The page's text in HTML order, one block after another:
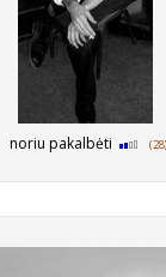
noriu pakalbėti (28)